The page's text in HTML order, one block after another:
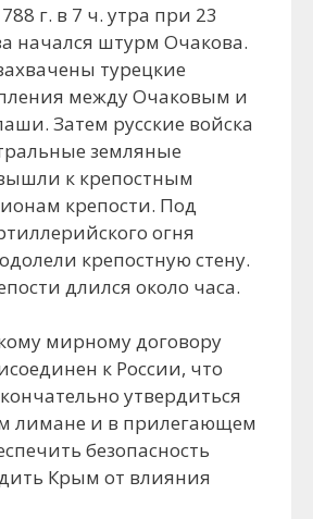
г. в 7 ч. утра при 23
начался штурм Очакова.
турецкие
между Очаковым и
Затем русские войска
земляные
к крепостным
крепости. Под
огня
крепостную стену.
длился около часа.
мирному договору
к России, что
утвердиться
лимане и в прилегающем
безопасность
Крым от влияния